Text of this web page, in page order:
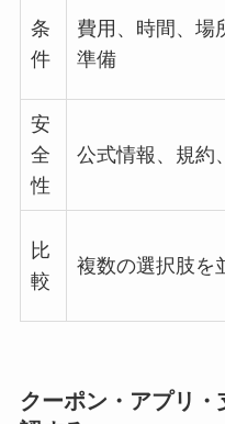
条
件
費用、時間、場
準備
安
全
性
公式情報、規約
比
較
複数の選択肢を
クーポン・アプリ